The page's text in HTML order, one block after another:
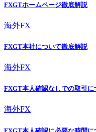
FXGTホームページ徹底解説
海外FX
FXGT本社について徹底解説
海外FX
FXGT本人確認なしでの取引に
海外FX